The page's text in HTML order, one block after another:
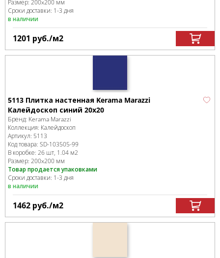
Размер: 200x200 мм
Сроки доставки: 1-3 дня
в наличии
1201 руб./м2
5113 Плитка настенная Kerama Marazzi
Калейдоскоп синий 20x20
Бренд: Kerama Marazzi
Коллекция: Калейдоскоп
Артикул: 5113
Код товара: SD-103505-99
В коробке: 26 шт, 1.04 м2
Размер: 200x200 мм
Товар продается упаковками
Сроки доставки: 1-3 дня
в наличии
1462 руб./м2